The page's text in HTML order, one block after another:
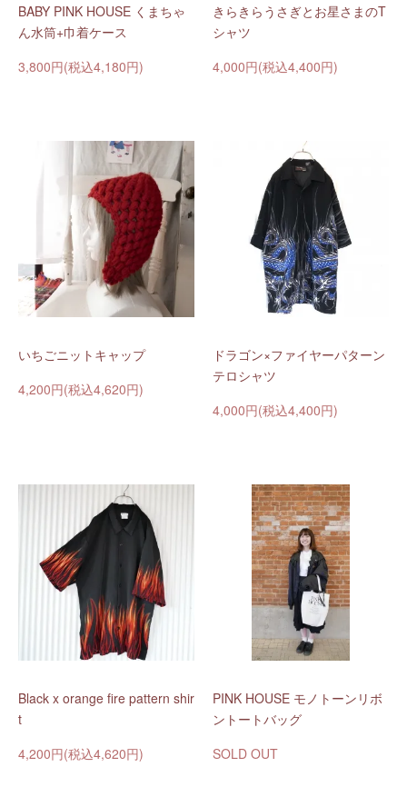
BABY PINK HOUSE くまちゃ
ん水筒+巾着ケース
3,800円(税込4,180円)
きらきらうさぎとお星さまのT
シャツ
4,000円(税込4,400円)
いちごニットキャップ
4,200円(税込4,620円)
ドラゴン×ファイヤーパターン
テロシャツ
4,000円(税込4,400円)
Black x orange fire pattern shir
t
4,200円(税込4,620円)
PINK HOUSE モノトーンリボ
ントートバッグ
SOLD OUT